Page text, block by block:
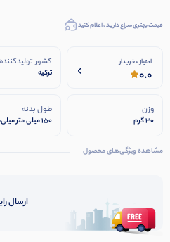
قیمت بهتری سراغ دارید ، اعلام کنید
امتیاز 0 خریدار
0.0
کشور تولیدکننده
ترکیه
وزن
30 گرم
طول بدنه
۱۵۰ میلی متر میلی‌متر
مشاهده ویژگی‌های محصول
ارسال